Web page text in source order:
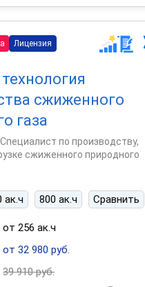
Лицензия
сжиженного
газа
по производству,
сжиженного природного
ак.ч 800 ак.ч Сравнить
от 256 ак.ч
от 32 980 руб.
39 910 руб.